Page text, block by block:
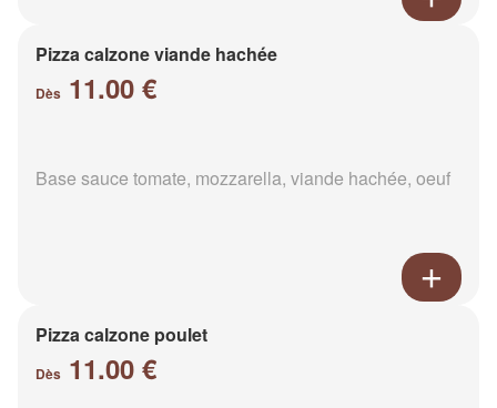
Pizza calzone viande hachée
Dès 11.00 €
Base sauce tomate, mozzarella, viande hachée, oeuf
Pizza calzone poulet
Dès 11.00 €